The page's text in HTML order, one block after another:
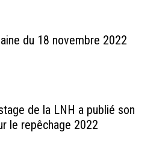
du 18 novembre 2022
de la LNH a publié son
le repêchage 2022